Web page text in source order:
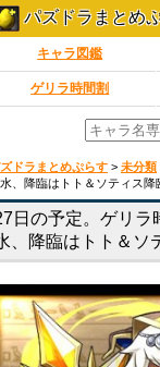
パズドラまとめ
キャラ図鑑
ゲリラ時間割
ドラまとめぷらす > 未分類
、降臨はトト＆ソティス降
日の予定。ゲリラ
、降臨はトト＆ソ